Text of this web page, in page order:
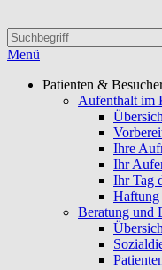
Menü
Patienten &
Aufenthalt im
Ihre
Ihr
Ihr Tag
Haftung
Beratung und